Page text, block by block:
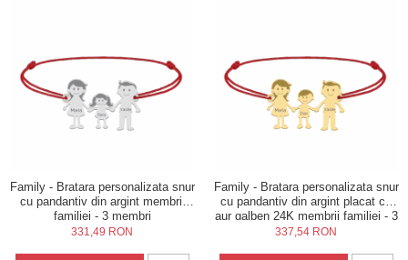
Family - Bratara personalizata snur
cu pandantiv din argint membrii
familiei - 3 membri
331,49 RON
Family - Bratara personalizata snur
cu pandantiv din argint placat cu
aur galben 24K membrii familiei - 3
membri
337,54 RON